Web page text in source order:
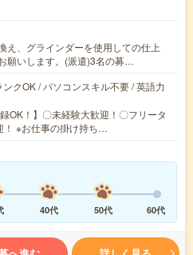
え、グラインダーを使用しての仕上
願いします。(派遣)3名の募…
ンクOK / パソコンスキル不要 / 英語力
OK！】〇未経験大歓迎！〇フリータ
※お仕事の掛け持ち…
40代 50代 60代